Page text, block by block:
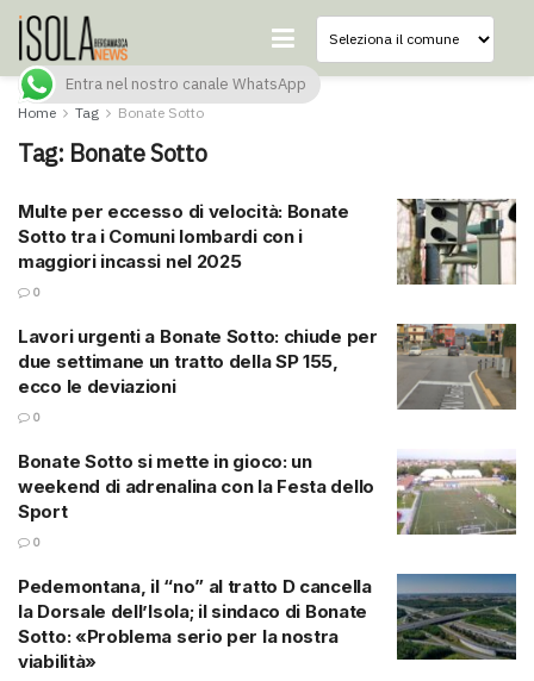
Home Tag Bonate Sotto
Tag: Bonate Sotto
Multe per eccesso di velocità: Bonate
Sotto tra i Comuni lombardi con i
maggiori incassi nel 2025
0
Lavori urgenti a Bonate Sotto: chiude per
due settimane un tratto della SP 155,
ecco le deviazioni
0
Bonate Sotto si mette in gioco: un
weekend di adrenalina con la Festa dello
Sport
0
Pedemontana, il “no” al tratto D cancella
la Dorsale dell’Isola; il sindaco di Bonate
Sotto: «Problema serio per la nostra
viabilità»
Entra nel nostro canale WhatsApp